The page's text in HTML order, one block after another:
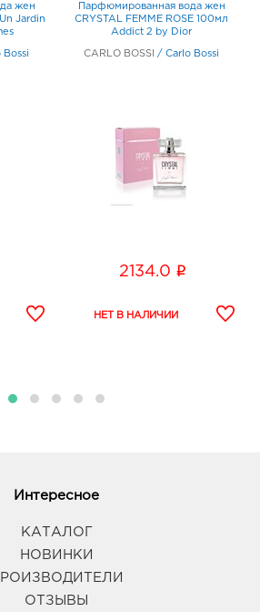
жен
Jardin
Bossi
Парфюмированная вода жен
CRYSTAL FEMME ROSE 100мл
Addict 2 by Dior
CARLO BOSSI / Carlo Bossi
2134.0 i
Интересное
КАТАЛОГ
НОВИНКИ
ОТЗЫВЫ